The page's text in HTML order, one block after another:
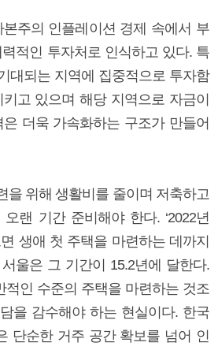
주의 인플레이션 경제 속에서 부
적인 투자처로 인식하고 있다. 특
대되는 지역에 집중적으로 투자함
고 있으며 해당 지역으로 자금이
더욱 가속화하는 구조가 만들어
을 위해 생활비를 줄이며 저축하고
랜 기간 준비해야 한다. ‘2022년
생애 첫 주택을 마련하는 데까지
울은 그 기간이 15.2년에 달한다.
적인 수준의 주택을 마련하는 것조
을 감수해야 하는 현실이다. 한국
단순한 거주 공간 확보를 넘어 인